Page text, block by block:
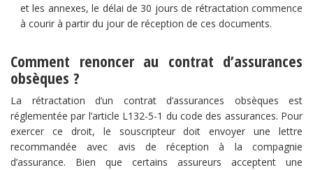
et les annexes, le délai de 30 jours de rétractation commence
à courir à partir du jour de réception de ces documents.
Comment renoncer au contrat d’assurances
obsèques ?
La rétractation d’un contrat d’assurances obsèques est
réglementée par l’article L132-5-1 du code des assurances. Pour
exercer ce droit, le souscripteur doit envoyer une lettre
recommandée avec avis de réception à la compagnie
d’assurance. Bien que certains assureurs acceptent une